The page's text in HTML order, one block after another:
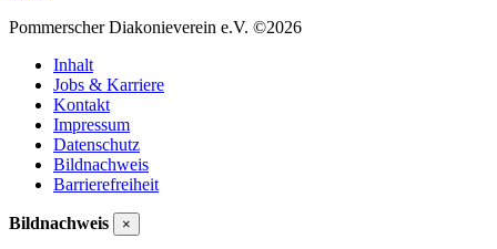
Pommerscher Diakonieverein e.V. ©2026
Inhalt
Jobs & Karriere
Kontakt
Impressum
Datenschutz
Bildnachweis
Barrierefreiheit
Bildnachweis ×